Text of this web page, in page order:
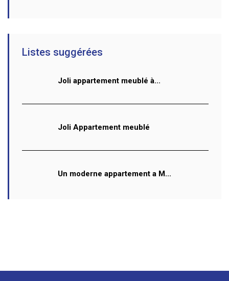
Listes suggérées
Joli appartement meublé à...
Joli Appartement meublé
Un moderne appartement a M...